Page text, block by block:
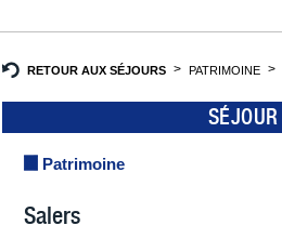
RETOUR AUX SÉJOURS PATRIMOINE
SÉJOUR
Patrimoine
Salers